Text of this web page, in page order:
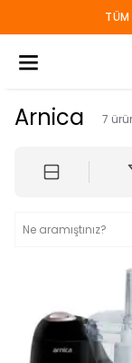
Arnica 7